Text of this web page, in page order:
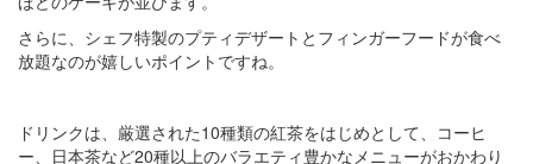
さらに、シェフ特製のプティデザートとフィンガーフードが食べ
放題なのが嬉しいポイントですね。
ドリンクは、厳選された10種類の紅茶をはじめとして、コーヒ
ー、日本茶など20種以上のバラエティ豊かなメニューがおかわり